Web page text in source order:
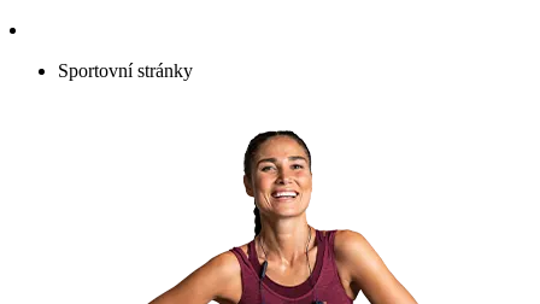
Sportovní stránky